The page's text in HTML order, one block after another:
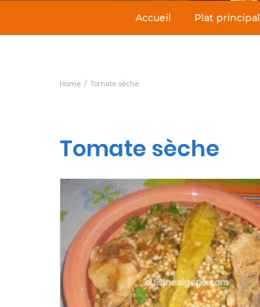
Accueil Plat principal
Home Tomate sèche
Tomate sèche